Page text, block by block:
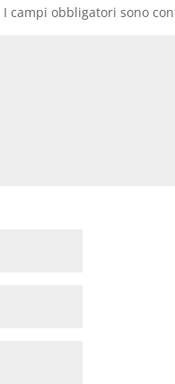
I campi obbligatori sono